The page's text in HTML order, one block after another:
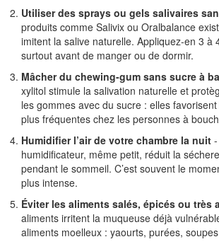
Utiliser des sprays ou gels salivaires
produits comme Salivix ou Oralbalance
imitent la salive naturelle. Appliquez-en 3 à
surtout avant de manger ou de dormir.
Mâcher du chewing-gum sans sucre à
xylitol stimule la salivation naturelle et
les gommes avec du sucre : elles
plus fréquentes chez les personnes à
Humidifier l’air de votre chambre la nuit
humidificateur, même petit, réduit la
pendant le sommeil. C’est souvent le
plus intense.
Éviter les aliments salés, épicés ou très
aliments irritent la muqueuse déjà
aliments moelleux : yaourts, purées,